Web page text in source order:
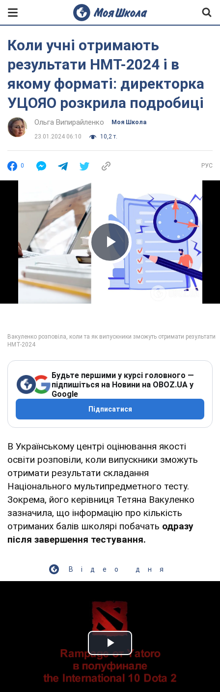
Коли учні отримають
результати НМТ-2024 і в
якому форматі: директорка
УЦОЯО розкрила подробиці
Ольга Випирайленко Моя Школа
23.01.2024 06:10 10,2 т.
0 РУС
Play Video
Будьте першими у курсі головного —
підпишіться на Новини на OBOZ.UA у
Google
Підписатися
В Українському центрі оцінювання якості
освіти розповіли, коли випускники зможуть
отримати результати складання
Національного мультипредметного тесту.
Зокрема, його керівниця Тетяна Вакуленко
зазначила, що інформацію про кількість
отриманих балів школярі побачать одразу
після завершення тестування.
Відео дня
Play Video